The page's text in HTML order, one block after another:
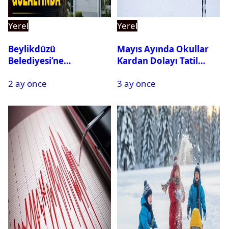
Yerel
Beylikdüzü
Belediyesi’ne
Gözaltına Alındı
2 ay önce
Yerel
Mayıs Ayında Okullar
Kardan Dolayı Tatil
3 ay önce